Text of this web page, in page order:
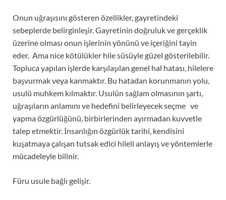
Onun uğraşısını gösteren özellikler, gayretindeki
sebeplerde belirginleşir. Gayretinin doğruluk ve gerçeklik
üzerine olması onun işlerinin yönünü ve içeriğini tayin
eder. Ama nice kötülükler hile süsüyle güzel gösterilebilir.
Topluca yapılan işlerde karşılaşılan genel hal hatası, hilelere
başvurmak veya kanmaktır. Bu hatadan korunmanın yolu,
usulü muhkem kılmaktır. Usulün sağlam olmasının şartı,
uğraşıların anlamını ve hedefini belirleyecek seçme ve
yapma özgürlüğünü, birbirlerinden ayırmadan kuvvetle
talep etmektir. İnsanlığın özgürlük tarihi, kendisini
kuşatmaya çalışan tutsak edici hileli anlayış ve yöntemlerle
mücadeleyle bilinir.
Füru usule bağlı gelişir.